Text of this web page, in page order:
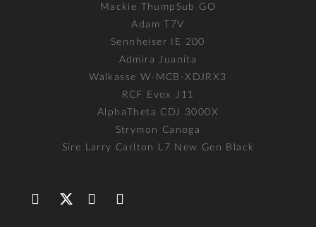
Mackie ThumpSub GO
Adam T7V
Sennheiser IE 200
Admira Juanita
Walkasse W-MCB-XDJRX3
RCF Evox J11
AlphaTheta CDJ 3000X
Strymon Canoga
Sire Larry Carlton L7 New Gen Black